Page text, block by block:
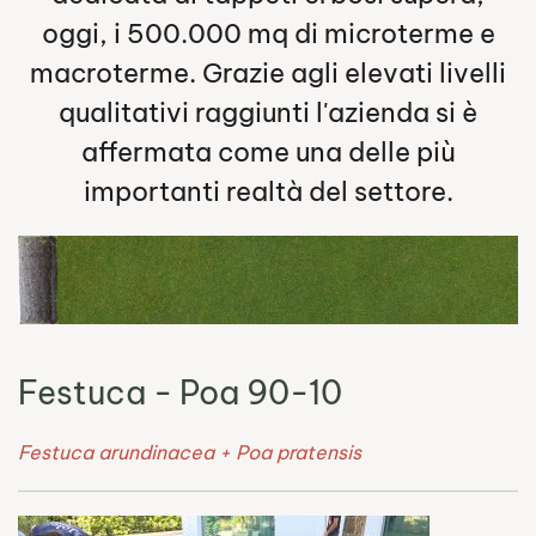
oggi, i 500.000 mq di microterme e
macroterme. Grazie agli elevati livelli
qualitativi raggiunti l'azienda si è
affermata come una delle più
importanti realtà del settore.
Festuca - Poa 90-10
Festuca arundinacea + Poa pratensis